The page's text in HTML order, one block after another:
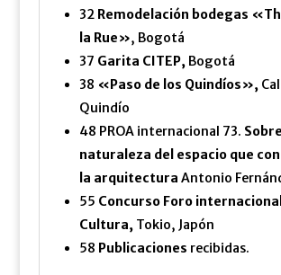
32 Remodelación bodegas
la Rue», Bogotá
37 Garita CITEP, Bogotá
38 «Paso de los Quindíos»,
Quindío
48 PROA internacional 73.
naturaleza del espacio que
la arquitectura Antonio
55 Concurso Foro
Cultura, Tokio, Japón
58 Publicaciones recibidas.